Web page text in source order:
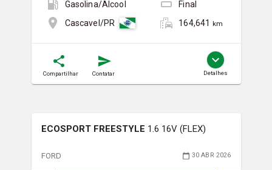
Gasolina/Álcool
Final
Cascavel/PR
164,641 km
Compartilhar Contatar Detalhes
ECOSPORT FREESTYLE 1.6 16V (FLEX)
FORD 30 ABR 2026